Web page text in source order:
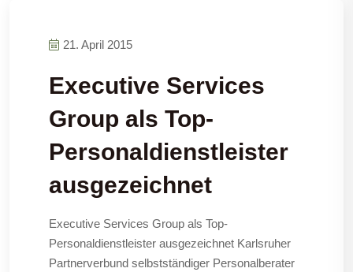
21. April 2015
Executive Services
Group als Top-
Personaldienstleister
ausgezeichnet
Executive Services Group als Top-
Personaldienstleister ausgezeichnet Karlsruher
Partnerverbund selbstständiger Personalberater